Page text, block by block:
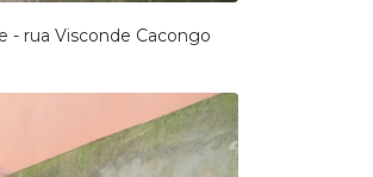
- rua Visconde Cacongo